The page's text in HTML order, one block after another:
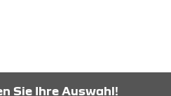
Sie Ihre Auswahl!